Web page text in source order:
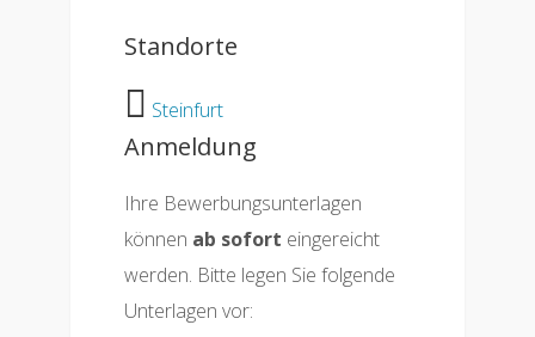
Standorte
Steinfurt
Anmeldung
Ihre Bewerbungsunterlagen
können ab sofort eingereicht
werden. Bitte legen Sie folgende
Unterlagen vor: